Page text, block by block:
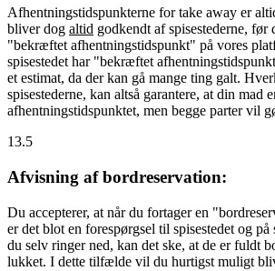
Afhentningstidspunkterne for take away er
bliver dog altid godkendt af spisestederne, før
"bekræftet afhentningstidspunkt" på vores
spisestedet har "bekræftet
et estimat, da der kan gå mange ting galt.
spisestederne, kan altså garantere, at din mad
afhentningstidspunktet, men begge parter vil
13.5
Afvisning af bordreservation:
Du accepterer, at når du fortager en
er det blot en forespørgsel til spisestedet og på
du selv ringer ned, kan det ske, at de er fuldt
lukket. I dette tilfælde vil du hurtigst muligt